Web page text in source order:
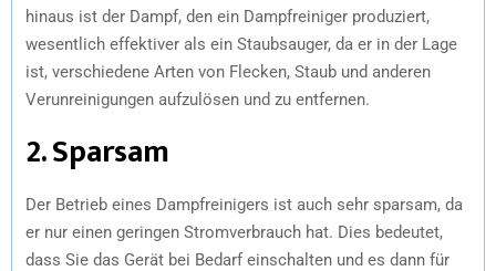
hinaus ist der Dampf, den ein Dampfreiniger produziert,
wesentlich effektiver als ein Staubsauger, da er in der Lage
ist, verschiedene Arten von Flecken, Staub und anderen
Verunreinigungen aufzulösen und zu entfernen.
2. Sparsam
Der Betrieb eines Dampfreinigers ist auch sehr sparsam, da
er nur einen geringen Stromverbrauch hat. Dies bedeutet,
dass Sie das Gerät bei Bedarf einschalten und es dann für